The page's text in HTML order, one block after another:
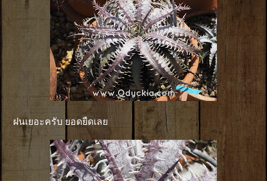
ฝนเยอะครับ ยอดยืดเลย